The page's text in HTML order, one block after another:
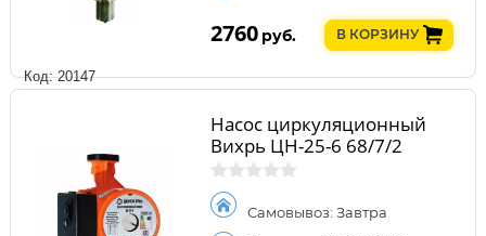
Код: 20147
2760 руб. В КОРЗИНУ
Насос циркуляционный
Вихрь ЦН-25-6 68/7/2
Самовывоз: Завтра